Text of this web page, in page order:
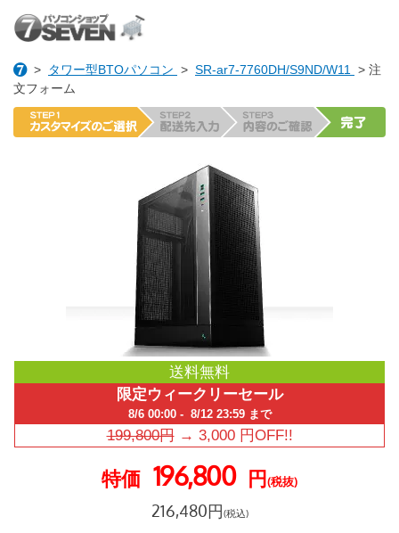
> タワー型BTOパソコン > SR-ar7-7760DH/S9ND/W11
> 注
文フォーム
送料無料
限定ウィークリーセール
8/6 00:00 - 8/12 23:59 まで
199,800円→ 3,000円OFF!!
特価 196,800 円(税抜)
216,480円(税込)